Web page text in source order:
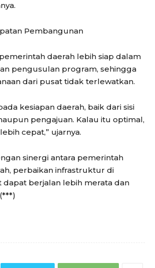
Pembangunan
daerah lebih siap dalam
pengusulan program, sehingga
dari pusat tidak terlewatkan.
kesiapan daerah, baik dari sisi
pengajuan. Kalau itu optimal,
cepat,” ujarnya.
sinergi antara pemerintah
perbaikan infrastruktur di
dapat berjalan lebih merata dan